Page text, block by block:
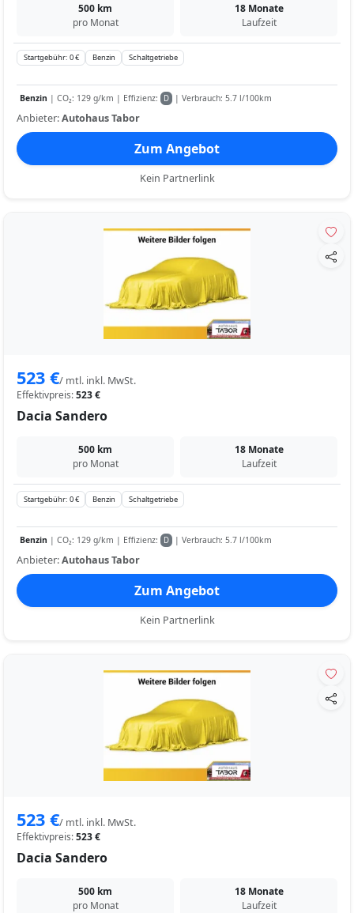
500 km
pro Monat
18 Monate
Laufzeit
Startgebühr: 0 € Benzin Schaltgetriebe
Benzin | CO₂: 129 g/km | Effizienz: D | Verbrauch: 5.7 l/100km
Anbieter:Autohaus Tabor
Zum Angebot
Kein Partnerlink
523 €/ mtl. inkl. MwSt.
Effektivpreis:523 €
Dacia Sandero
500 km
pro Monat
18 Monate
Laufzeit
Startgebühr: 0 € Benzin Schaltgetriebe
Benzin | CO₂: 129 g/km | Effizienz: D | Verbrauch: 5.7 l/100km
Anbieter:Autohaus Tabor
Zum Angebot
Kein Partnerlink
523 €/ mtl. inkl. MwSt.
Effektivpreis:523 €
Dacia Sandero
500 km
pro Monat
18 Monate
Laufzeit